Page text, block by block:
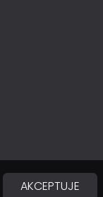
AKCEPTUJE